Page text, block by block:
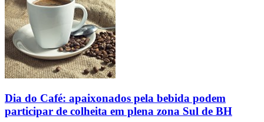
Dia do Café: apaixonados pela bebida podem
participar de colheita em plena zona Sul de BH